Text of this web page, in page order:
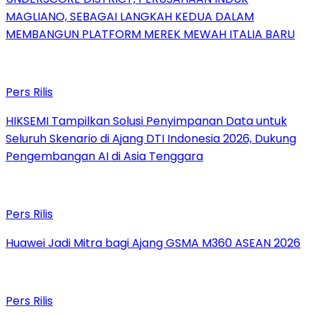
MAGLIANO, SEBAGAI LANGKAH KEDUA DALAM
MEMBANGUN PLATFORM MEREK MEWAH ITALIA BARU
Pers Rilis
HIKSEMI Tampilkan Solusi Penyimpanan Data untuk
Seluruh Skenario di Ajang DTI Indonesia 2026, Dukung
Pengembangan AI di Asia Tenggara
Pers Rilis
Huawei Jadi Mitra bagi Ajang GSMA M360 ASEAN 2026
Pers Rilis